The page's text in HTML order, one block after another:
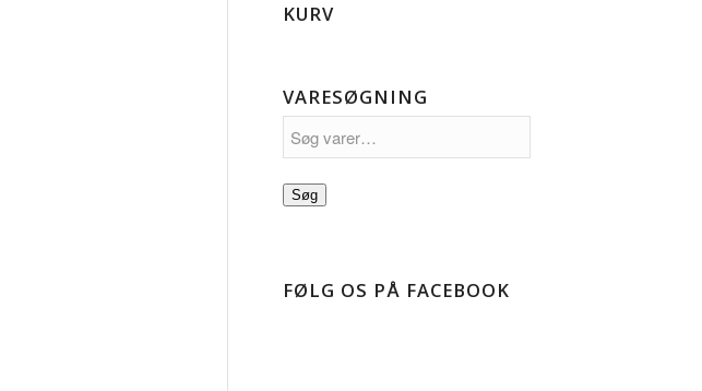
KURV
VARESØGNING
Søg
FØLG OS PÅ FACEBOOK